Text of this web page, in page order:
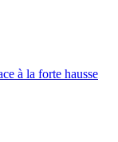
à la forte hausse